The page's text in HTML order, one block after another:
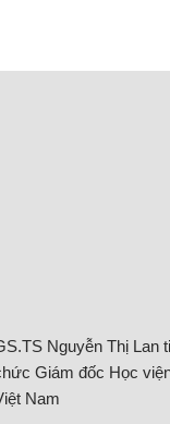
Nguyễn Thị Lan
Giám đốc Học
Nam